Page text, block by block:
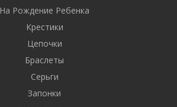
На Рождение Ребенка
Крестики
Цепочки
Браслеты
Серьги
Запонки